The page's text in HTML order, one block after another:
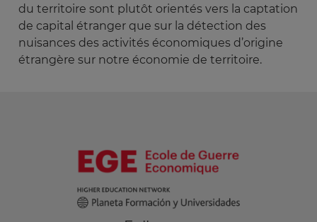
du territoire sont plutôt orientés vers la captation
de capital étranger que sur la détection des
nuisances des activités économiques d’origine
étrangère sur notre économie de territoire.